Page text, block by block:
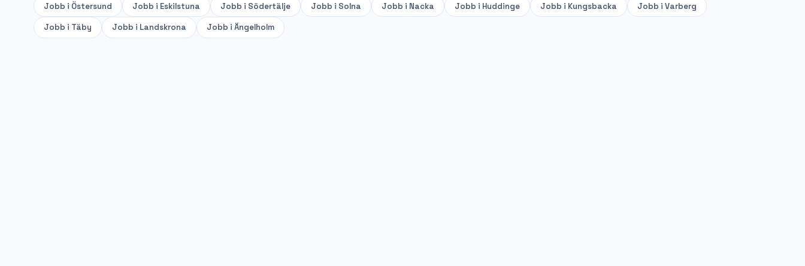
Jobb i Östersund Jobb i Eskilstuna Jobb i Södertälje Jobb i Solna Jobb i Nacka Jobb i Huddinge Jobb i Kungsbacka Jobb i Varberg
Jobb i Täby Jobb i Landskrona Jobb i Ängelholm